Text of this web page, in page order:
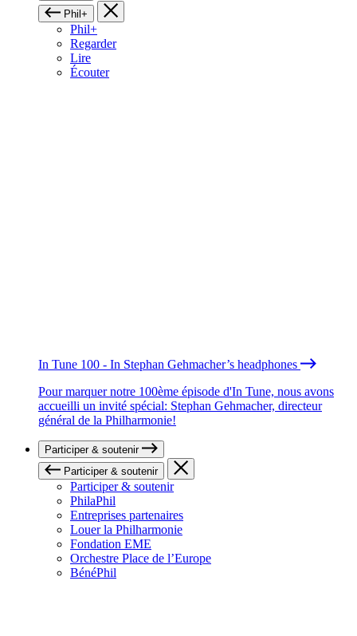
Phil+
Phil+
Regarder
Lire
Écouter
In Tune 100 - In Stephan Gehmacher’s headphones
Pour marquer notre 100ème épisode d'In Tune, nous avons
accueilli un invité spécial: Stephan Gehmacher, directeur
général de la Philharmonie!
Participer & soutenir
Participer & soutenir
Participer & soutenir
PhilaPhil
Entreprises partenaires
Louer la Philharmonie
Fondation EME
Orchestre Place de l’Europe
BénéPhil